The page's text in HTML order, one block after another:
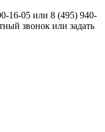
16-05 или 8 (495) 940-
звонок или задать